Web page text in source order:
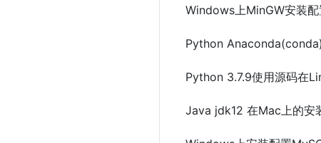
Windows上MinGW安装配
Python
Python 3.7.9使用源码在
Java jdk12 在Mac上的安